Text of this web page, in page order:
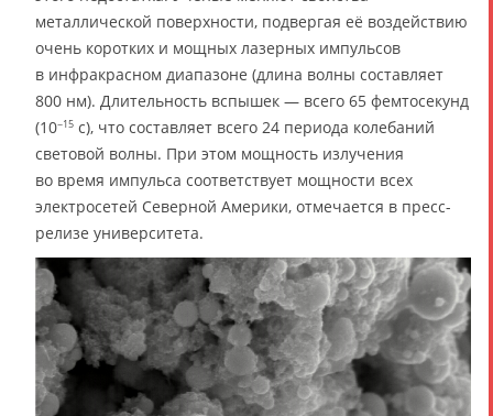
металлической поверхности, подвергая её воздействию
очень коротких и мощных лазерных импульсов
в инфракрасном диапазоне (длина волны составляет
800 нм). Длительность вспышек — всего 65 фемтосекунд
(10−15 с), что составляет всего 24 периода колебаний
световой волны. При этом мощность излучения
во время импульса соответствует мощности всех
электросетей Северной Америки, отмечается в пресс-
релизе университета.